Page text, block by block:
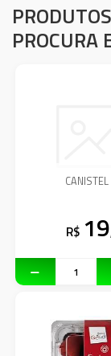
PROCURA
CANISTEL
R$ 19